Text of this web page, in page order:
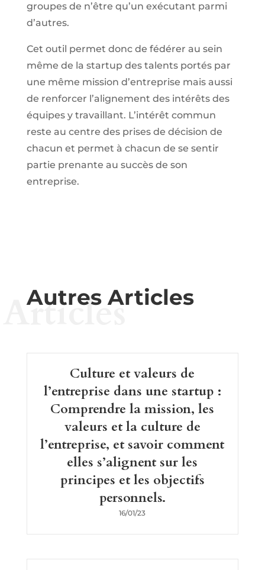
groupes de n’être qu’un exécutant parmi
d’autres.
Cet outil permet donc de fédérer au sein
même de la startup des talents portés par
une même mission d’entreprise mais aussi
de renforcer l’alignement des intérêts des
équipes y travaillant. L’intérêt commun
reste au centre des prises de décision de
chacun et permet à chacun de se sentir
partie prenante au succès de son
entreprise.
Autres Articles
Articles
Culture et valeurs de
l’entreprise dans une startup :
Comprendre la mission, les
valeurs et la culture de
l’entreprise, et savoir comment
elles s’alignent sur les
principes et les objectifs
personnels.
16/01/23